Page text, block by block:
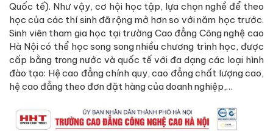
Quốc tế). Như vậy, cơ hội học tập, lựa chọn nghề để theo
học của các thí sinh đã rộng mở hơn so với năm học trước.
Sinh viên tham gia học tại trường Cao đẳng Công nghệ cao
Hà Nội có thể học song song nhiều chương trình học, được
cấp bằng trong nước và quốc tế với đa dạng các loại hình
đào tạo: Hệ cao đẳng chính quy, cao đẳng chất lượng cao,
hệ cao đẳng theo đơn đặt hàng của doanh nghiệp,…